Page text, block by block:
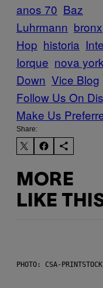
anos 70 Baz
Luhrmann bronx
Hop historia
Iorque nova york
Down Vice Blog
Follow Us On
Make Us
Share:
MORE
LIKE
PHOTO: CSA-